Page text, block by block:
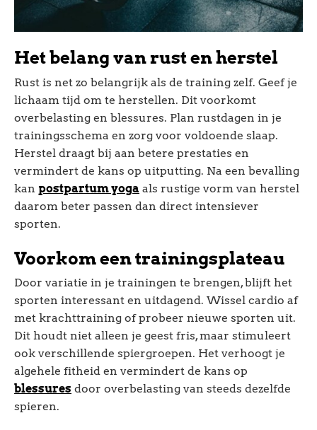
Het belang van rust en herstel
Rust is net zo belangrijk als de training zelf. Geef je
lichaam tijd om te herstellen. Dit voorkomt
overbelasting en blessures. Plan rustdagen in je
trainingsschema en zorg voor voldoende slaap.
Herstel draagt bij aan betere prestaties en
vermindert de kans op uitputting. Na een bevalling
kan postpartum yoga als rustige vorm van herstel
daarom beter passen dan direct intensiever
sporten.
Voorkom een trainingsplateau
Door variatie in je trainingen te brengen, blijft het
sporten interessant en uitdagend. Wissel cardio af
met krachttraining of probeer nieuwe sporten uit.
Dit houdt niet alleen je geest fris, maar stimuleert
ook verschillende spiergroepen. Het verhoogt je
algehele fitheid en vermindert de kans op
blessures door overbelasting van steeds dezelfde
spieren.